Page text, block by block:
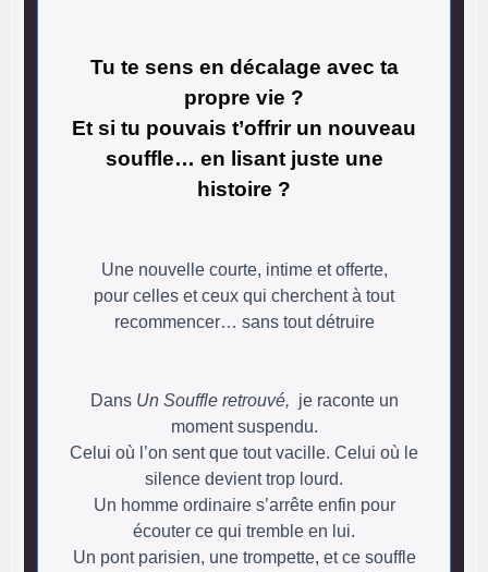
Tu te sens en décalage avec ta
propre vie ?
Et si tu pouvais t’offrir un nouveau
souffle… en lisant juste une
histoire ?
Une nouvelle courte, intime et offerte,
pour celles et ceux qui cherchent à tout
recommencer… sans tout détruire
Dans Un Souffle retrouvé, je raconte un
moment suspendu.
Celui où l’on sent que tout vacille. Celui où le
silence devient trop lourd.
Un homme ordinaire s’arrête enfin pour
écouter ce qui tremble en lui.
Un pont parisien, une trompette, et ce souffle